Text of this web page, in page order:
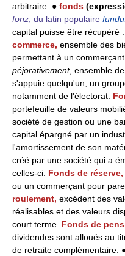
arbitraire. ● fonds
fonz , du latin populaire
capital puisse être récupéré :
commerce, ensemble des
permettant à un
péjorativement, ensemble
s'appuie quelqu'un, un
notamment de l'électorat.
portefeuille de valeurs
société de gestion ou une
capital épargné par un
l'amortissement de son
créé par une société qui a
celles-ci. Fonds de réserve,
ou un commerçant pour
roulement, excédent des
réalisables et des valeurs
court terme. Fonds de
dividendes sont alloués au
de retraite complémentaire.